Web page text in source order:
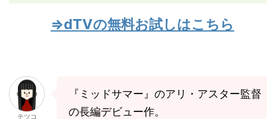
⇒dTVの無料お試しはこちら
テツコ
『ミッドサマー』のアリ・アスター監督
の長編デビュー作。